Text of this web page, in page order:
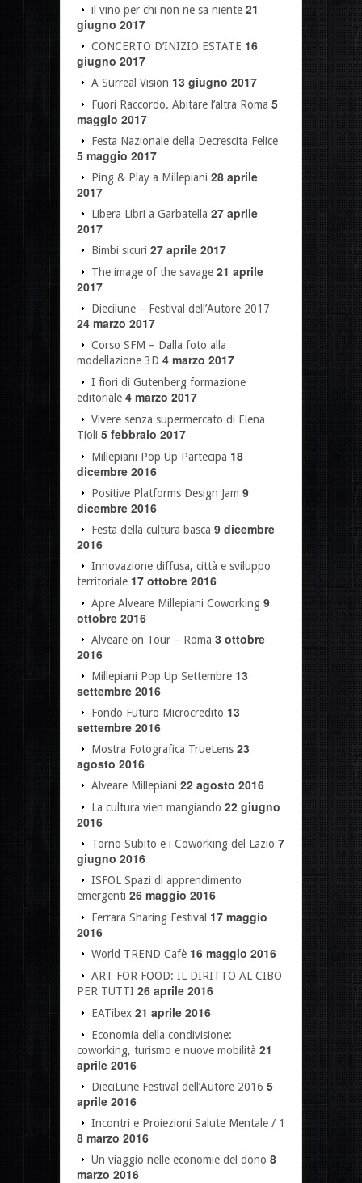
il vino per chi non ne sa niente 21
giugno 2017
CONCERTO D’INIZIO ESTATE 16
giugno 2017
A Surreal Vision 13 giugno 2017
Fuori Raccordo. Abitare l’altra Roma 5
maggio 2017
Festa Nazionale della Decrescita Felice
5 maggio 2017
Ping & Play a Millepiani 28 aprile
2017
Libera Libri a Garbatella 27 aprile
2017
Bimbi sicuri 27 aprile 2017
The image of the savage 21 aprile
2017
Diecilune – Festival dell’Autore 2017
24 marzo 2017
Corso SFM – Dalla foto alla
modellazione 3D 4 marzo 2017
I fiori di Gutenberg formazione
editoriale 4 marzo 2017
Vivere senza supermercato di Elena
Tioli 5 febbraio 2017
Millepiani Pop Up Partecipa 18
dicembre 2016
Positive Platforms Design Jam 9
dicembre 2016
Festa della cultura basca 9 dicembre
2016
Innovazione diffusa, città e sviluppo
territoriale 17 ottobre 2016
Apre Alveare Millepiani Coworking 9
ottobre 2016
Alveare on Tour – Roma 3 ottobre
2016
Millepiani Pop Up Settembre 13
settembre 2016
Fondo Futuro Microcredito 13
settembre 2016
Mostra Fotografica TrueLens 23
agosto 2016
Alveare Millepiani 22 agosto 2016
La cultura vien mangiando 22 giugno
2016
Torno Subito e i Coworking del Lazio 7
giugno 2016
ISFOL Spazi di apprendimento
emergenti 26 maggio 2016
Ferrara Sharing Festival 17 maggio
2016
World TREND Cafè 16 maggio 2016
ART FOR FOOD: IL DIRITTO AL CIBO
PER TUTTI 26 aprile 2016
EATibex 21 aprile 2016
Economia della condivisione:
coworking, turismo e nuove mobilità 21
aprile 2016
DieciLune Festival dell’Autore 2016 5
aprile 2016
Incontri e Proiezioni Salute Mentale / 1
8 marzo 2016
Un viaggio nelle economie del dono 8
marzo 2016